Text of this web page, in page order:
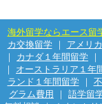
海外留学ならエース留
カ交換留学｜ アメリ
｜ カナダ１年間留学 ｜
｜ オーストラリア１年
ランド１年間留学
｜
グラム費用
｜ 語学留